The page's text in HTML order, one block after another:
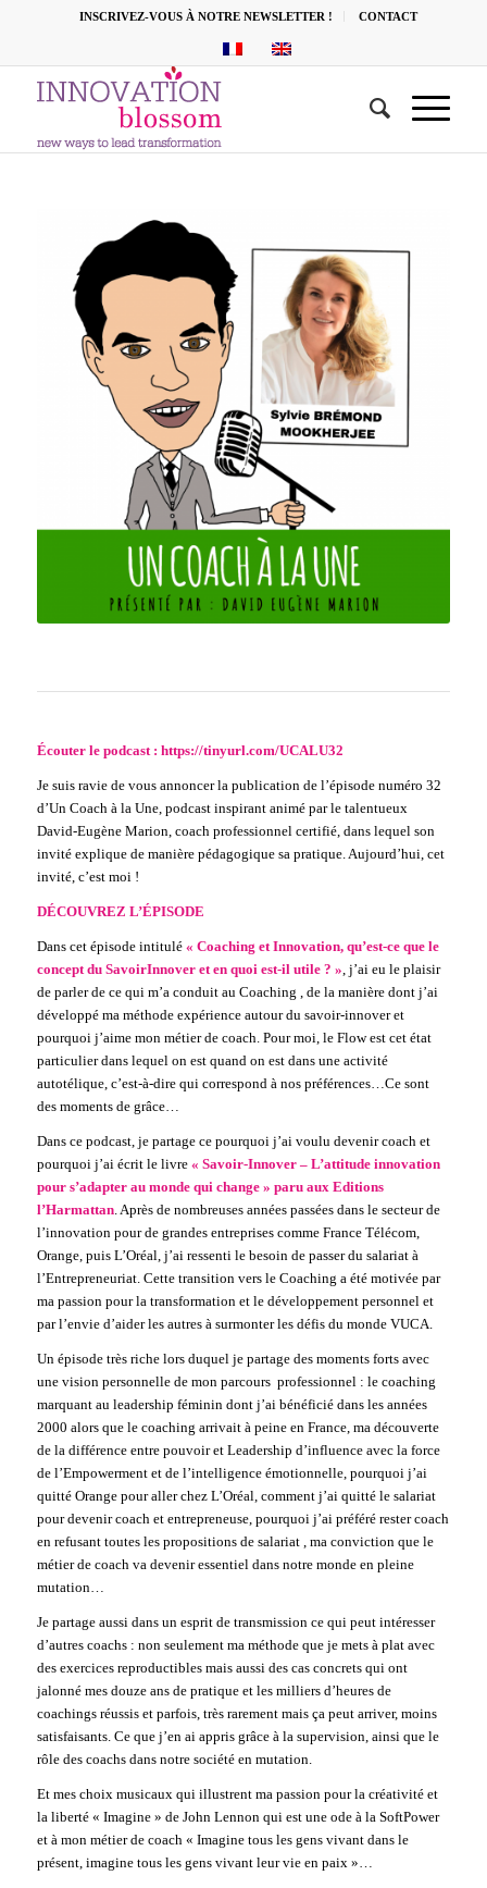
INSCRIVEZ-VOUS À NOTRE NEWSLETTER ! CONTACT
Écouter le podcast : https://tinyurl.com/UCALU32
Je suis ravie de vous annoncer la publication de l’épisode numéro 32
d’Un Coach à la Une, podcast inspirant animé par le talentueux
David-Eugène Marion, coach professionnel certifié, dans lequel son
invité explique de manière pédagogique sa pratique. Aujourd’hui, cet
invité, c’est moi !
DÉCOUVREZ L’ÉPISODE
Dans cet épisode intitulé « Coaching et Innovation, qu’est-ce que le
concept du SavoirInnover et en quoi est-il utile ? » , j’ai eu le plaisir
de parler de ce qui m’a conduit au Coaching , de la manière dont j’ai
développé ma méthode expérience autour du savoir-innover et
pourquoi j’aime mon métier de coach. Pour moi, le Flow est cet état
particulier dans lequel on est quand on est dans une activité
autotélique, c’est-à-dire qui correspond à nos préférences…Ce sont
des moments de grâce…
Dans ce podcast, je partage ce pourquoi j’ai voulu devenir coach et
pourquoi j’ai écrit le livre « Savoir-Innover – L’attitude innovation
pour s’adapter au monde qui change » paru aux Editions
l’Harmattan. Après de nombreuses années passées dans le secteur de
l’innovation pour de grandes entreprises comme France Télécom,
Orange, puis L’Oréal, j’ai ressenti le besoin de passer du salariat à
l’Entrepreneuriat. Cette transition vers le Coaching a été motivée par
ma passion pour la transformation et le développement personnel et
par l’envie d’aider les autres à surmonter les défis du monde VUCA.
Un épisode très riche lors duquel je partage des moments forts avec
une vision personnelle de mon parcours professionnel : le coaching
marquant au leadership féminin dont j’ai bénéficié dans les années
2000 alors que le coaching arrivait à peine en France, ma découverte
de la différence entre pouvoir et Leadership d’influence avec la force
de l’Empowerment et de l’intelligence émotionnelle, pourquoi j’ai
quitté Orange pour aller chez L’Oréal, comment j’ai quitté le salariat
pour devenir coach et entrepreneuse, pourquoi j’ai préféré rester coach
en refusant toutes les propositions de salariat , ma conviction que le
métier de coach va devenir essentiel dans notre monde en pleine
mutation…
Je partage aussi dans un esprit de transmission ce qui peut intéresser
d’autres coachs : non seulement ma méthode que je mets à plat avec
des exercices reproductibles mais aussi des cas concrets qui ont
jalonné mes douze ans de pratique et les milliers d’heures de
coachings réussis et parfois, très rarement mais ça peut arriver, moins
satisfaisants. Ce que j’en ai appris grâce à la supervision, ainsi que le
rôle des coachs dans notre société en mutation.
Et mes choix musicaux qui illustrent ma passion pour la créativité et
la liberté « Imagine » de John Lennon qui est une ode à la SoftPower
et à mon métier de coach « Imagine tous les gens vivant dans le
présent, imagine tous les gens vivant leur vie en paix »…